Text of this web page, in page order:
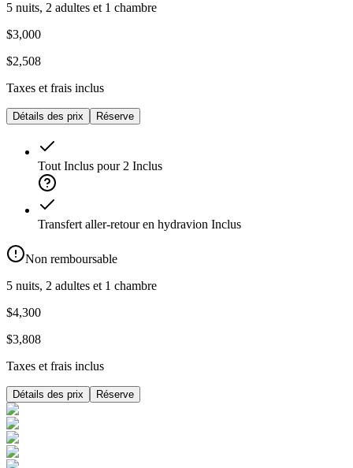
5 nuits, 2 adultes et 1 chambre
$3,000
$2,508
Taxes et frais inclus
Détails des prix Réserve
Tout Inclus pour 2 Inclus
Transfert aller-retour en hydravion Inclus
Non remboursable
5 nuits, 2 adultes et 1 chambre
$4,300
$3,808
Taxes et frais inclus
Détails des prix Réserve